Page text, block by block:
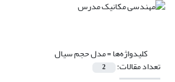
کلیدواژه‌ها =مدل حجم سیال
تعداد مقالات: 2